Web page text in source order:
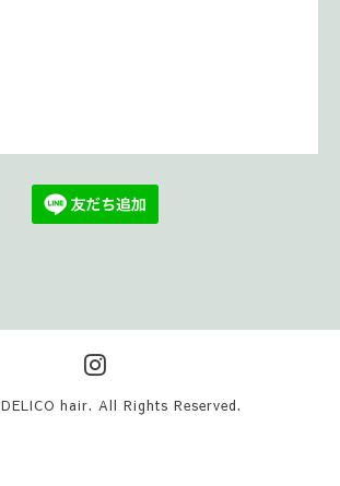
DELICO hair. All Rights Reserved.